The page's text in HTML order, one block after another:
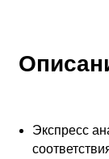
Экспресс